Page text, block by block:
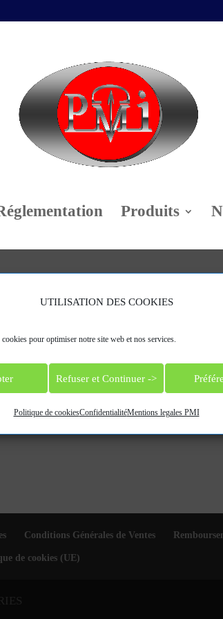
UTILISATION DES COOKIES
pour optimiser notre site web et nos services.
Refuser et Continuer ->
Politique de cookiesConfidentialitéMentions legales PMI
Produits
qu’un
, relative aux activités de cet
Conditions Générales de Ventes
de cookies (UE)